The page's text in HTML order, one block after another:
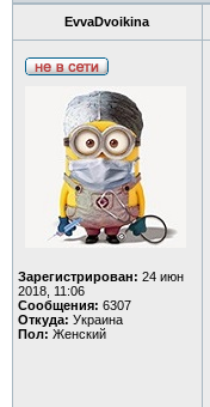
EvvaDvoikina
Зарегистрирован: 24 июн
2018, 11:06
Сообщения: 6307
Откуда: Украина
Пол: Женский